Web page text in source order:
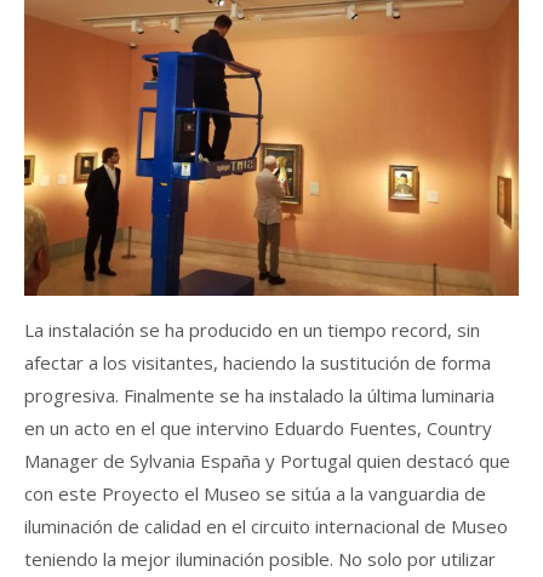
La instalación se ha producido en un tiempo record, sin
afectar a los visitantes, haciendo la sustitución de forma
progresiva. Finalmente se ha instalado la última luminaria
en un acto en el que intervino Eduardo Fuentes, Country
Manager de Sylvania España y Portugal quien destacó que
con este Proyecto el Museo se sitúa a la vanguardia de
iluminación de calidad en el circuito internacional de Museo
teniendo la mejor iluminación posible. No solo por utilizar